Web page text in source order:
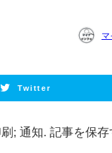
マ
Twitter
; 通知. 記事を保存